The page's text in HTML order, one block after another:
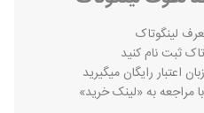
ثبت نام کنید
رایگان میگیرید
مراجعه به «لینک خرید»